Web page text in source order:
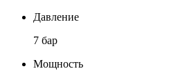
Давление
7 бар
Мощность